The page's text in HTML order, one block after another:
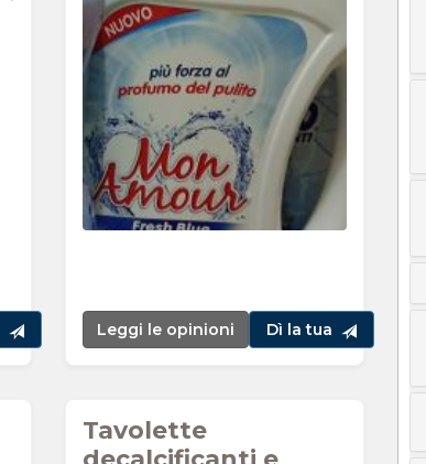
Leggi le opinioni Dì la tua
Tavolette